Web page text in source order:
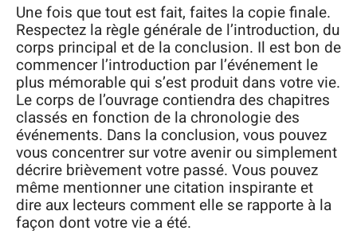
Une fois que tout est fait, faites la copie finale.
Respectez la règle générale de l’introduction, du
corps principal et de la conclusion. Il est bon de
commencer l’introduction par l’événement le
plus mémorable qui s’est produit dans votre vie.
Le corps de l’ouvrage contiendra des chapitres
classés en fonction de la chronologie des
événements. Dans la conclusion, vous pouvez
vous concentrer sur votre avenir ou simplement
décrire brièvement votre passé. Vous pouvez
même mentionner une citation inspirante et
dire aux lecteurs comment elle se rapporte à la
façon dont votre vie a été.